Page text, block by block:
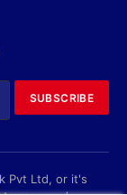
SUBSCRIBE
Pvt Ltd, or it's